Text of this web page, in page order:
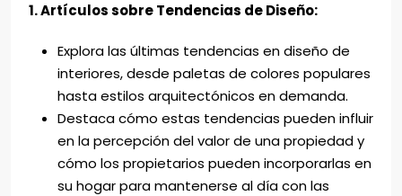
1. Artículos sobre Tendencias de Diseño:
Explora las últimas tendencias en diseño de
interiores, desde paletas de colores populares
hasta estilos arquitectónicos en demanda.
Destaca cómo estas tendencias pueden influir
en la percepción del valor de una propiedad y
cómo los propietarios pueden incorporarlas en
su hogar para mantenerse al día con las